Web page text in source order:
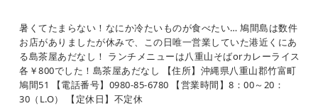
暑くてたまらない！なにか冷たいものが食べたい… 鳩間島は数件
お店がありましたが休みで、この日唯一営業していた港近くにあ
る島茶屋あだなし！ ランチメニューは八重山そばorカレーライス
各￥800でした！島茶屋あだなし 【住所】沖縄県八重山郡竹富町
鳩間51 【電話番号】0980-85-6780 【営業時間】8：00～20：
30（L.O） 【定休日】不定休